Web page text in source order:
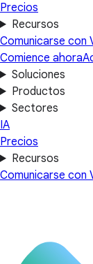
Precios
Recursos
Comunicarse con
Comience ahora
Soluciones
Productos
Sectores
IA
Precios
Recursos
Comunicarse con